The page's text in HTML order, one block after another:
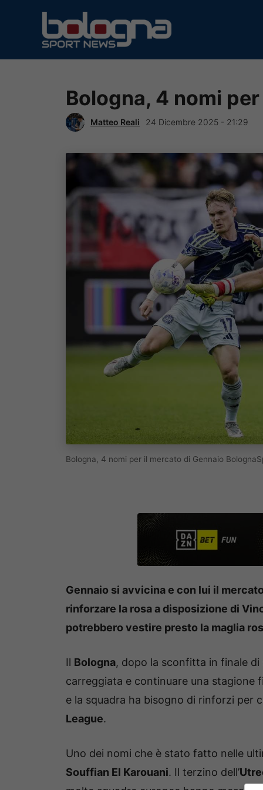
contenuto
Bologna, 4 nomi
Matteo Reali 24 Dicembre 2025 - 21:29
Bologna, 4 nomi per il mercato di Gennaio
Gennaio si avvicina e con lui il
rinforzare la rosa a disposizione di
potrebbero vestire presto la maglia
Il Bologna, dopo la sconfitta in finale
carreggiata e continuare una stagione
e la squadra ha bisogno di rinforzi per
League.
Uno dei nomi che è stato fatto nelle
Souffian El Karouani. Il terzino dell’